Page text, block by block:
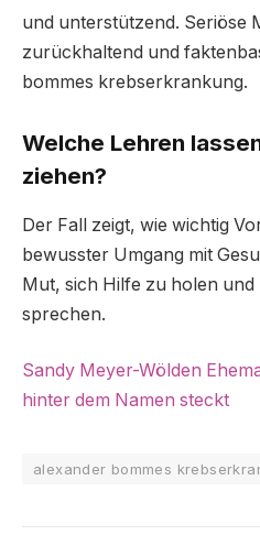
und unterstützend. Seriöse
zurückhaltend und
bommes krebserkrankung.
Welche Lehren
ziehen?
Der Fall zeigt, wie wichtig
bewusster Umgang mit
Mut, sich Hilfe zu holen
sprechen.
Sandy Meyer-Wölden
hinter dem Namen steckt
alexander bommes